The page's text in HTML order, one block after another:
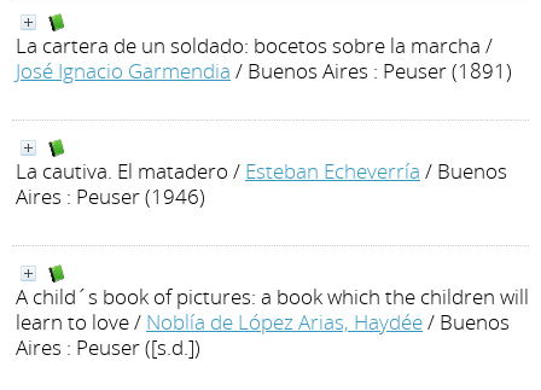
La cartera de un soldado: bocetos sobre la marcha /
José Ignacio Garmendia / Buenos Aires : Peuser (1891)
La cautiva. El matadero / Esteban Echeverría / Buenos
Aires : Peuser (1946)
A child´s book of pictures: a book which the children will
learn to love/ Noblía de López Arias, Haydée/ Buenos
Aires : Peuser ([s.d.])